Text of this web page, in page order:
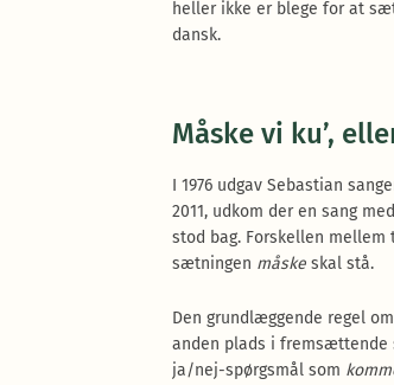
heller ikke er blege for at
dansk.
Måske vi ku’,
I 1976 udgav Sebastian
2011, udkom der en sang
stod bag. Forskellen
sætningen måske skal stå.
Den grundlæggende regel
anden plads i
ja/nej-spørgsmål som